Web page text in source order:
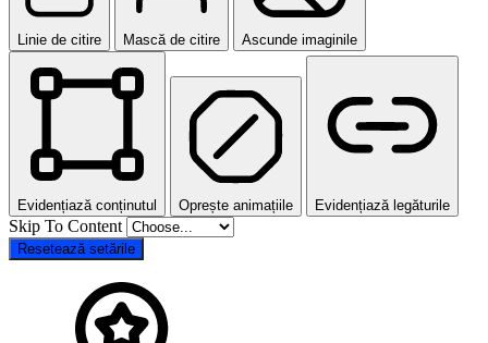
Linie de citire Mască de citire Ascunde imaginile
Evidențiază conținutul Oprește animațiile Evidențiază legăturile
Skip To Content
Resetează setările